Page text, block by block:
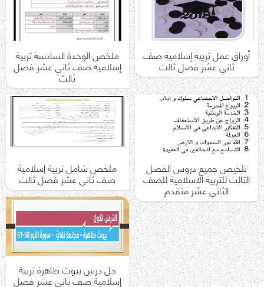
أوراق عمل تربية إسلامية صف
ثاني عشر فصل ثالث
ملخص الوحدة السادسة تربية
إسلامية صف ثاني عشر فصل
ثالث
تلخيص جميع دروس الفصل
الثالث للتربية الاسلامية للصف
الثاني عشر متقدم
ملخص شامل تربية إسلامية
صف ثاني عشر فصل ثالث
حل درس بيوت طاهرة تربية
إسلامية صف ثاني عشر فصل